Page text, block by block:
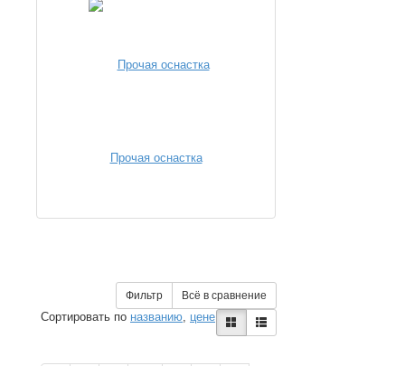
Прочая оснастка
Фильтр Всё в сравнение
Сортировать по названию, цене